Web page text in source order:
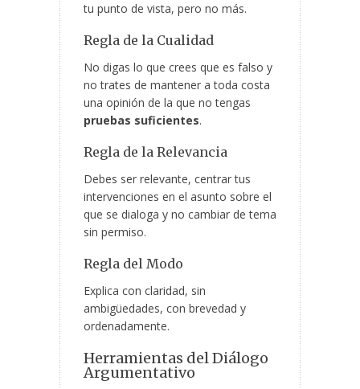
tu punto de vista, pero no más.
Regla de la Cualidad
No digas lo que crees que es falso y
no trates de mantener a toda costa
una opinión de la que no tengas
pruebas suficientes.
Regla de la Relevancia
Debes ser relevante, centrar tus
intervenciones en el asunto sobre el
que se dialoga y no cambiar de tema
sin permiso.
Regla del Modo
Explica con claridad, sin
ambigüedades, con brevedad y
ordenadamente.
Herramientas del Diálogo
Argumentativo